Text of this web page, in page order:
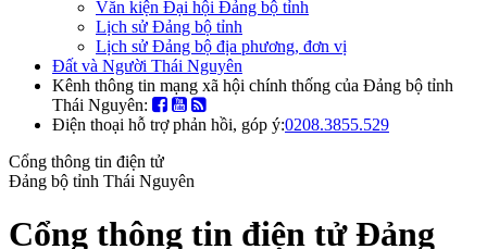
Văn kiện Đại hội Đảng bộ tỉnh
Lịch sử Đảng bộ tỉnh
Lịch sử Đảng bộ địa phương, đơn vị
Đất và Người Thái Nguyên
Kênh thông tin mạng xã hội chính thống của Đảng bộ tỉnh
Thái Nguyên:
Điện thoại hỗ trợ phản hồi, góp ý:0208.3855.529
Cổng thông tin điện tử
Đảng bộ tỉnh Thái Nguyên
Cổng thông tin điện tử Đảng